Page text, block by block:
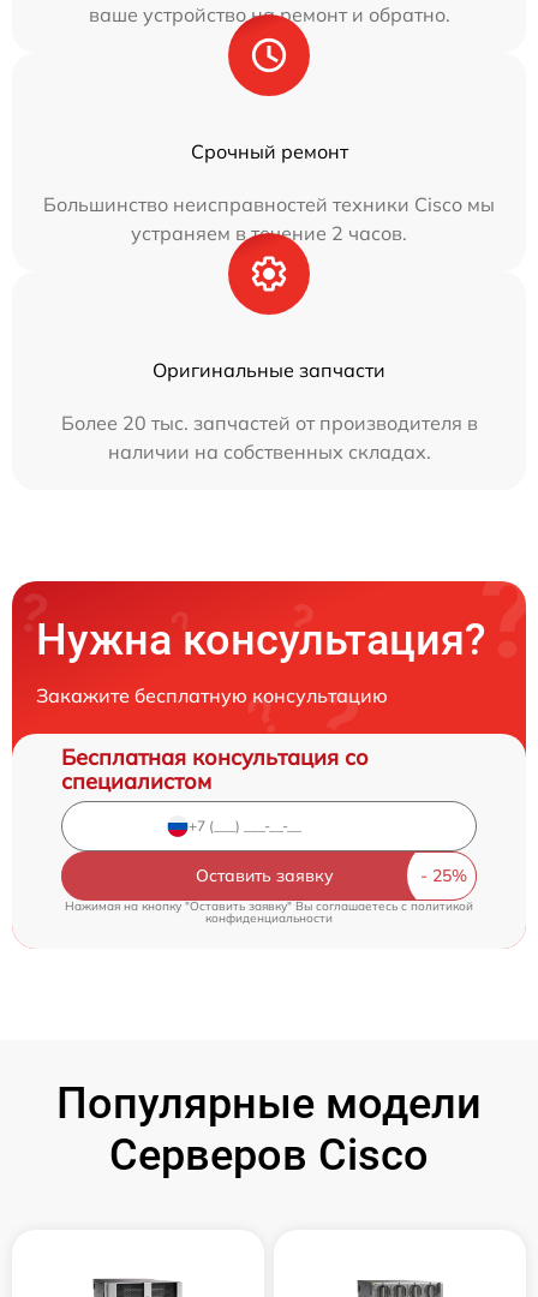
ваше устройство на ремонт и обратно.
Срочный ремонт
Большинство неисправностей техники Cisco мы
устраняем в течение 2 часов.
Оригинальные запчасти
Более 20 тыс. запчастей от производителя в
наличии на собственных складах.
Нужна консультация?
Закажите бесплатную консультацию
Бесплатная консультация со
специалистом
Оставить заявку
Нажимая на кнопку "Оставить заявку" Вы соглашаетесь cполитикой
конфиденциальности
Популярные модели
Серверов Cisco